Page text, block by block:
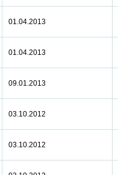
01.04.2013
01.04.2013
09.01.2013
03.10.2012
03.10.2012